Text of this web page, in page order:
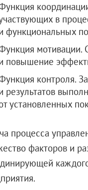
в
функциональных
мотивации.
повышение
контроля.
результатов
установленных
процесса
факторов и